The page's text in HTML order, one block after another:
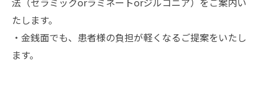
たします。
・金銭面でも、患者様の負担が軽くなるご提案をいたし
ます。